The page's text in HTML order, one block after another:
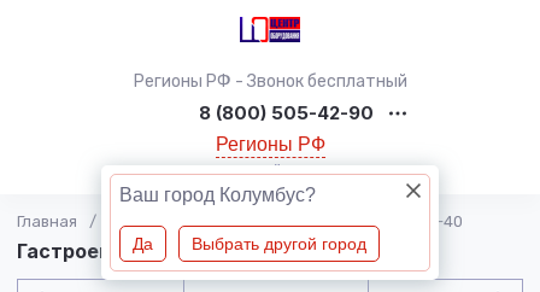
Регионы РФ - Звонок бесплатный
8 (800) 505-42-90
Регионы РФ
Ваш город Колумбус?
Да Выбрать другой город
Обратный звонок
Главная / ГАСТРОЕМКОСТИ / Гастроемкость GN 1/1-40
Гастроемкость GN 1/1-40